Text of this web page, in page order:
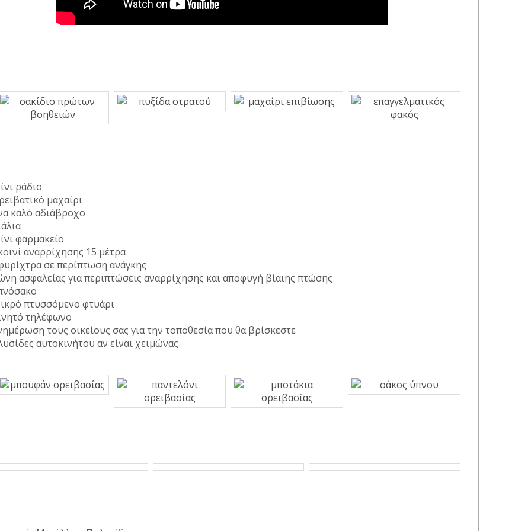
ράδιο
μαχαίρι
καλό αδιάβροχο
φαρμακείο
αναρρίχησης 15 μέτρα
σε περίπτωση ανάγκης
ασφαλείας για περιπτώσεις αναρρίχησης και αποφυγή βίαιης πτώσης
πτυσσόμενο φτυάρι
τηλέφωνο
τους οικείους σας για την τοποθεσία που θα βρίσκεστε
αυτοκινήτου αν είναι χειμώνας